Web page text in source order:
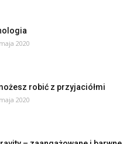
2020
robić z przyjaciółmi
2020